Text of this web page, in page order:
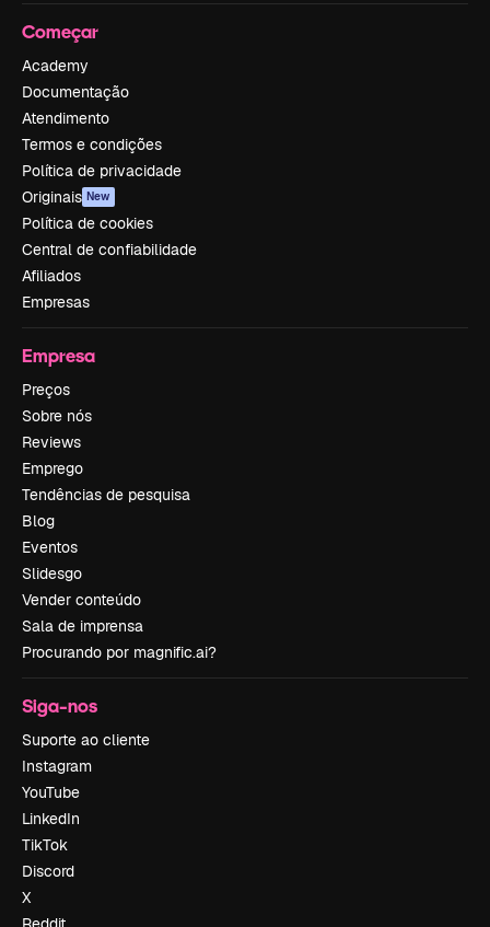
Começar
Academy
Documentação
Atendimento
Termos e condições
Política de privacidade
Originais New
Política de cookies
Central de confiabilidade
Afiliados
Empresas
Empresa
Preços
Sobre nós
Reviews
Emprego
Tendências de pesquisa
Blog
Eventos
Slidesgo
Vender conteúdo
Sala de imprensa
Procurando por magnific.ai?
Siga-nos
Suporte ao cliente
Instagram
YouTube
LinkedIn
TikTok
Discord
X